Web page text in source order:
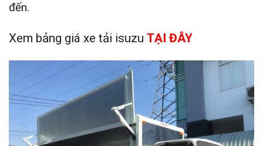
đến.
Xem bảng giá xe tải isuzu TẠI ĐÂY